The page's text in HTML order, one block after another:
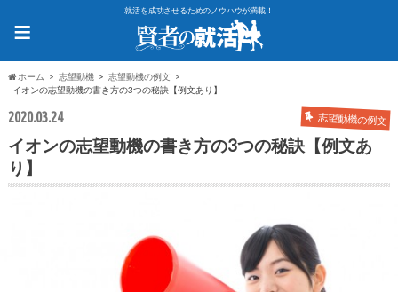
就活を成功させるためのノウハウが満載！
≡
ホーム 志望動機
志望動機の例文
イオンの志望動機の書き方の3つの秘訣【例文あり】
2020.03.24 志望動機の例文
イオンの志望動機の書き方の3つの秘訣【例文あ
り】